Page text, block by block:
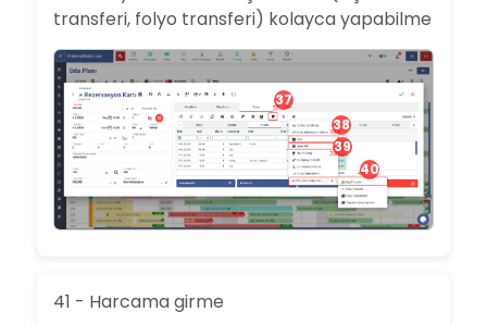
transferi, folyo transferi) kolayca yapabilme
37
38
39
40
41 - Harcama girme